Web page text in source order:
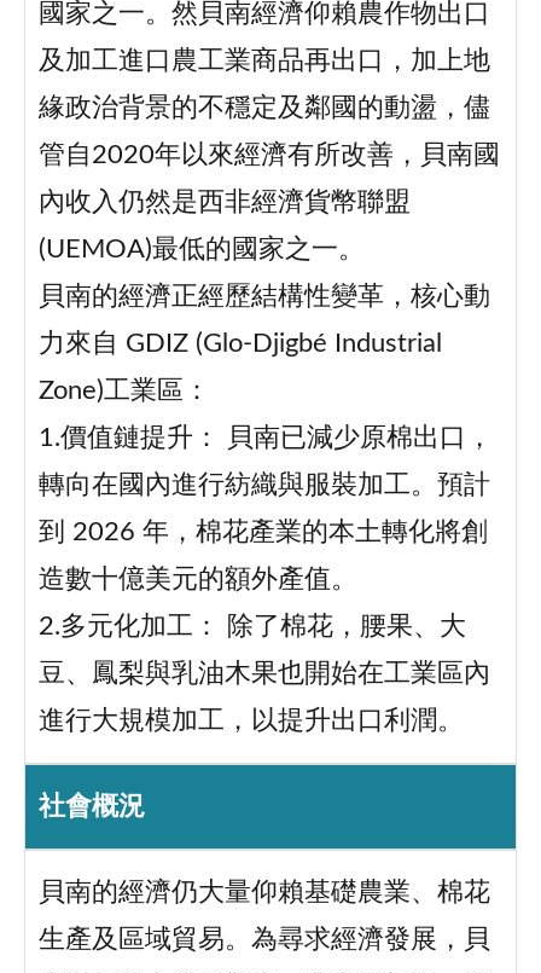
國家之一。然貝南經濟仰賴農作物出口
及加工進口農工業商品再出口，加上地
緣政治背景的不穩定及鄰國的動盪，儘
管自2020年以來經濟有所改善，貝南國
內收入仍然是西非經濟貨幣聯盟
(UEMOA)最低的國家之一。
貝南的經濟正經歷結構性變革，核心動
力來自 GDIZ (Glo-Djigbé Industrial
Zone)工業區：
1.價值鏈提升： 貝南已減少原棉出口，
轉向在國內進行紡織與服裝加工。預計
到 2026 年，棉花產業的本土轉化將創
造數十億美元的額外產值。
2.多元化加工： 除了棉花，腰果、大
豆、鳳梨與乳油木果也開始在工業區內
進行大規模加工，以提升出口利潤。
社會概況
貝南的經濟仍大量仰賴基礎農業、棉花
生產及區域貿易。為尋求經濟發展，貝